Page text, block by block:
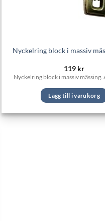
Nyckelring block i massiv
119 kr
Nyckelring block i massiv
Lägg till i varukorg